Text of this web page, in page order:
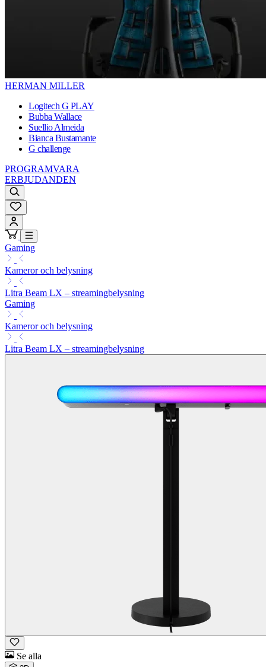
HERMAN MILLER
Logitech G PLAY
Bubba Wallace
Suellio Almeida
Bianca Bustamante
G challenge
PROGRAMVARA
ERBJUDANDEN
Gaming
Kameror och belysning
Litra Beam LX – streamingbelysning
Gaming
Kameror och belysning
Litra Beam LX – streamingbelysning
Se alla